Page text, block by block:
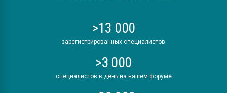
>13 000
зарегистрированных специалистов
>3 000
специалистов в день на нашем форуме